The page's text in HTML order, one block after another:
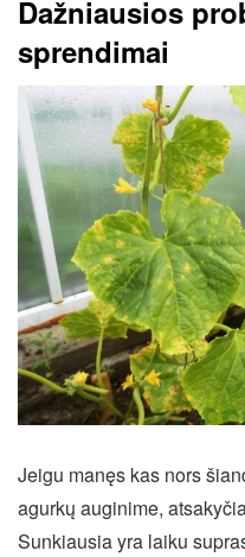
Dažniausios
sprendimai
Jeigu manęs kas nors
agurkų auginime,
Sunkiausia yra laiku